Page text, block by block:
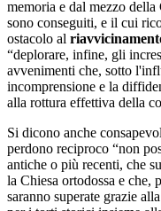
memoria e dal mezzo della
sono conseguiti, e il cui
ostacolo al
“deplorare, infine, gli
avvenimenti che, sotto
incomprensione e la
alla rottura effettiva della
Si dicono anche
perdono reciproco “non
antiche o più recenti, che
la Chiesa ortodossa e che,
saranno superate grazie